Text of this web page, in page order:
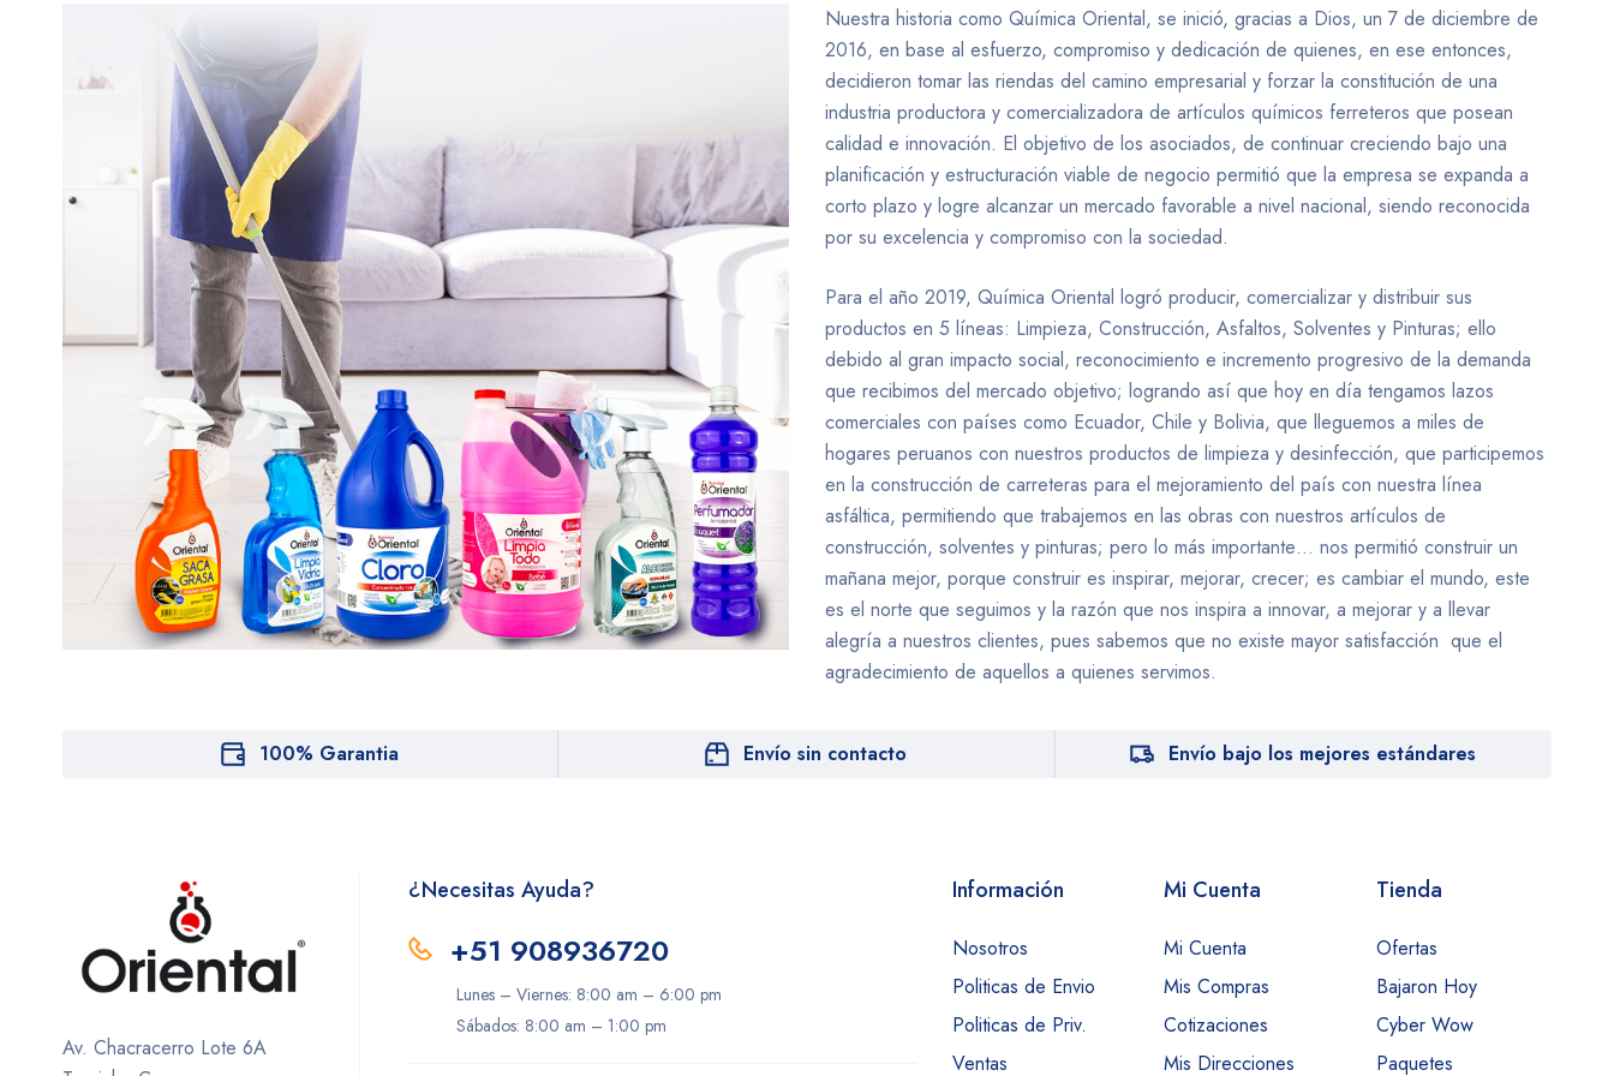
Nuestra historia como Química Oriental, se inició, gracias a Dios, un 7 de diciembre de
2016, en base al esfuerzo, compromiso y dedicación de quienes, en ese entonces,
decidieron tomar las riendas del camino empresarial y forzar la constitución de una
industria productora y comercializadora de artículos químicos ferreteros que posean
calidad e innovación. El objetivo de los asociados, de continuar creciendo bajo una
planificación y estructuración viable de negocio permitió que la empresa se expanda a
corto plazo y logre alcanzar un mercado favorable a nivel nacional, siendo reconocida
por su excelencia y compromiso con la sociedad.
Para el año 2019, Química Oriental logró producir, comercializar y distribuir sus
productos en 5 líneas: Limpieza, Construcción, Asfaltos, Solventes y Pinturas; ello
debido al gran impacto social, reconocimiento e incremento progresivo de la demanda
que recibimos del mercado objetivo; logrando así que hoy en día tengamos lazos
comerciales con países como Ecuador, Chile y Bolivia, que lleguemos a miles de
hogares peruanos con nuestros productos de limpieza y desinfección, que participemos
en la construcción de carreteras para el mejoramiento del país con nuestra línea
asfáltica, permitiendo que trabajemos en las obras con nuestros artículos de
construcción, solventes y pinturas; pero lo más importante… nos permitió construir un
mañana mejor, porque construir es inspirar, mejorar, crecer; es cambiar el mundo, este
es el norte que seguimos y la razón que nos inspira a innovar, a mejorar y a llevar
alegría a nuestros clientes, pues sabemos que no existe mayor satisfacción que el
agradecimiento de aquellos a quienes servimos.
100% Garantia Envío sin contacto Envío bajo los mejores estándares
Av. Chacracerro Lote 6A
¿Necesitas Ayuda?
+51 908936720
Lunes – Viernes: 8:00 am – 6:00 pm
Sábados: 8:00 am – 1:00 pm
Información
Nosotros
Politicas de Envio
Politicas de Priv.
Ventas
Mi Cuenta
Mi Cuenta
Mis Compras
Cotizaciones
Mis Direcciones
Tienda
Ofertas
Bajaron Hoy
Cyber Wow
Paquetes